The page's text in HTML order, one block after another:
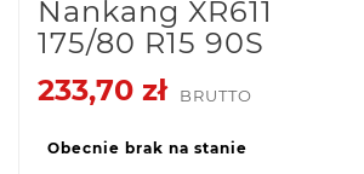
Nankang XR611
175/80 R15 90S
233,70 zł
BRUTTO
Obecnie brak na stanie